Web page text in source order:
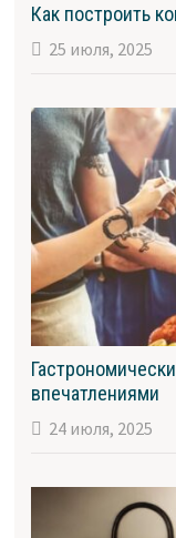
Как построить
25 июля, 2025
впечатлениями
24 июля, 2025